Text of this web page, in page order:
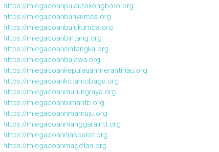
https://miegacoanpulautokongboro.org
https://miegacoanbanyumas.org
https://miegacoanbulukumba.org
https://miegacoanbintang.org
https://miegacoansintangka.org
https://miegacoanbajawa.org
https://miegacoankepulauanmerantiriau.org
https://miegacoankotamobagu.org
https://miegacoanmurungraya.org
https://miegacoanbimantb.org
https://miegacoannmamuju.org
https://miegacoanmanggaraintt.org
https://miegacoanniasbarat.org
https://miegacoanmagetan.org